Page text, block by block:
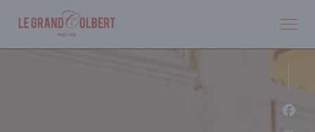
クッキー利用の管理について